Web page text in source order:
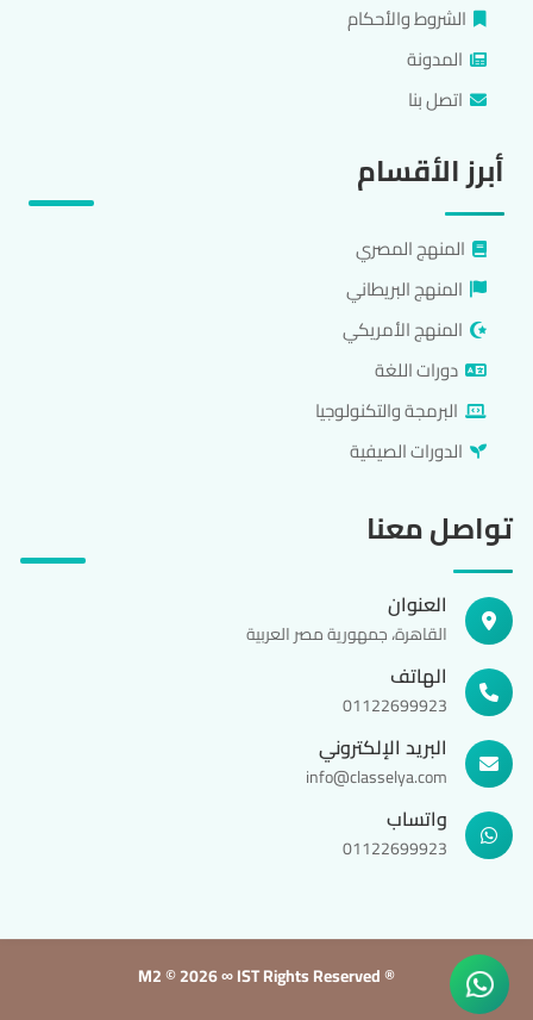
الشروط والأحكام
المدونة
اتصل بنا
أبرز الأقسام
المنهج المصري
المنهج البريطاني
المنهج الأمريكي
دورات اللغة
البرمجة والتكنولوجيا
الدورات الصيفية
تواصل معنا
العنوان
القاهرة، جمهورية مصر العربية
الهاتف
01122699923
البريد الإلكتروني
info@classelya.com
واتساب
01122699923
M2 ©2026 ∞ IST Rights Reserved ®